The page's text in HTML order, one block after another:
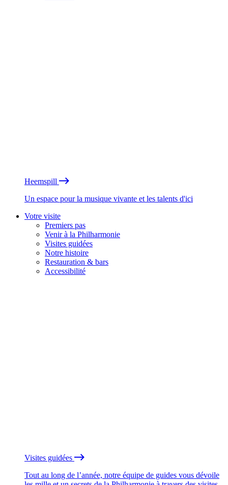
Heemspill
Un espace pour la musique vivante et les talents d'ici
Votre visite
Premiers pas
Venir à la Philharmonie
Visites guidées
Notre histoire
Restauration & bars
Accessibilité
Visites guidées
Tout au long de l’année, notre équipe de guides vous dévoile